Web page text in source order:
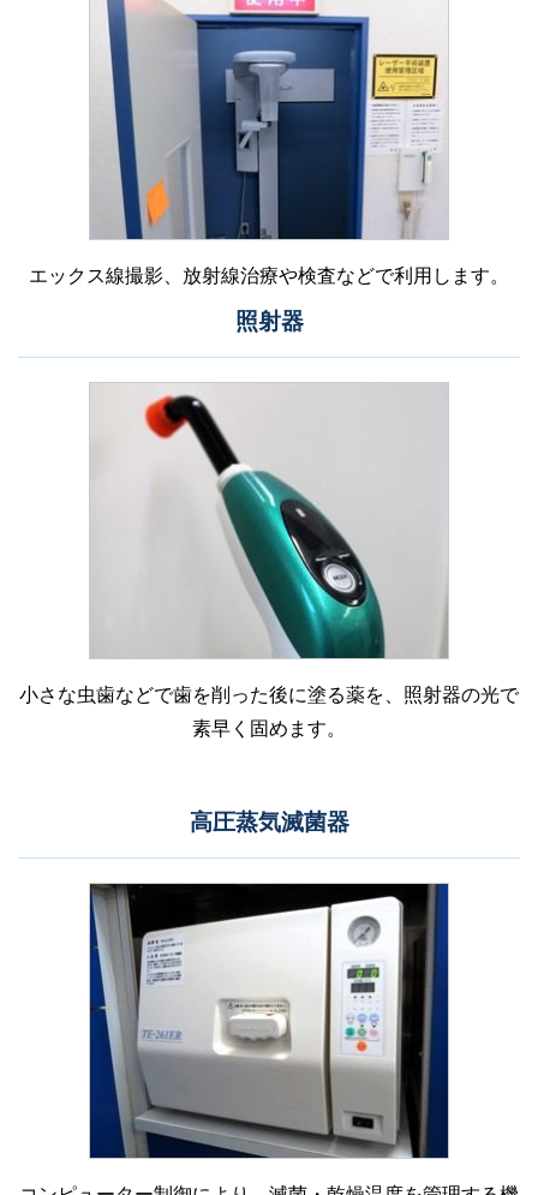
エックス線撮影、放射線治療や検査などで利用します。
照射器
小さな虫歯などで歯を削った後に塗る薬を、照射器の光で
素早く固めます。
高圧蒸気滅菌器